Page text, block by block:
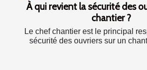
À qui revient la sécurité des
chantier ?
Le chef chantier est le principal
sécurité des ouvriers sur un